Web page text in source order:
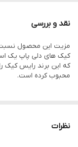
رایس‌کیک سبزیجات
باک‌ویت‌کیک
رایس‌کیک‌های دلی‌پاپ،
تهیه شده‌اند و ترکیبات
نقد و بررسی
مزیت این محصول
کیک های دلی پاپ یک
که این برند رایس کیک
محبوب کرده است.
نظرات